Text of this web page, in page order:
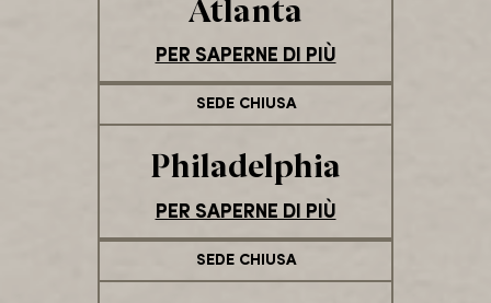
PER SAPERNE DI PIÙ
SEDE CHIUSA
Philadelphia
PER SAPERNE DI PIÙ
SEDE CHIUSA